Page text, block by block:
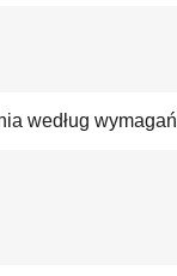
według wymagań